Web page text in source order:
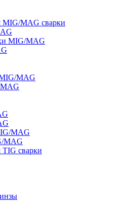
MIG/MAG сварки
MIG/MAG
MIG/MAG
MAG
MAG
TIG сварки